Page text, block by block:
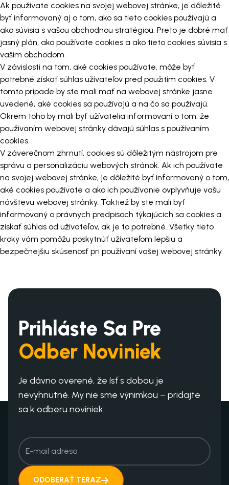
Ak používate cookies na svojej webovej stránke, je dôležité
byť informovaný aj o tom, ako sa tieto cookies používajú a
ako súvisia s vašou obchodnou stratégiou. Preto je dobré mať
jasný plán, ako používate cookies a ako tieto cookies súvisia s
vaším obchodom.
V závislosti na tom, aké cookies používate, môže byť
potrebné získať súhlas užívateľov pred použitím cookies. V
tomto prípade by ste mali mať na webovej stránke jasne
uvedené, aké cookies sa používajú a na čo sa používajú.
Okrem toho by mali byť užívatelia informovaní o tom, že
používaním webovej stránky dávajú súhlas s používaním
cookies.
V záverečnom zhrnutí, cookies sú dôležitým nástrojom pre
správu a personalizáciu webových stránok. Ak ich používate
na svojej webovej stránke, je dôležité byť informovaný o tom,
aké cookies používate a ako ich používanie ovplyvňuje vašu
návštevu webovej stránky. Taktiež by ste mali byť
informovaný o právnych predpisoch týkajúcich sa cookies a
získať súhlas od užívateľov, ak je to potrebné. Všetky tieto
kroky vám pomôžu poskytnúť užívateľom lepšiu a
bezpečnejšiu skúsenosť pri používaní vašej webovej stránky.
Prihláste Sa Pre
Odber Noviniek
Je dávno overené, že ísť s dobou je
nevyhnutné. My nie sme výnimkou – pridajte
sa k odberu noviniek.
ODOBERAŤ TERAZ